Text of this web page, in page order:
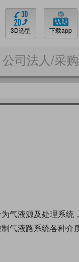
3D选型
下载app
公司法人/采
气液源及处理系统
气液路系统各种介